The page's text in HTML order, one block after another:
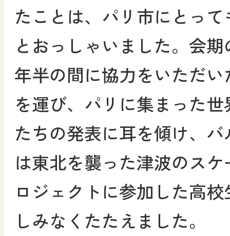
たことは、パリ市にとっ
とおっしゃいました。会
年半の間に協力をいただ
を運び、パリに集まった
たちの発表に耳を傾け、
は東北を襲った津波のス
ロジェクトに参加した高
しみなくたたえました。